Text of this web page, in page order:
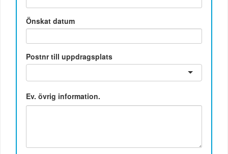
Önskat datum
Postnr till uppdragsplats
Ev. övrig information.